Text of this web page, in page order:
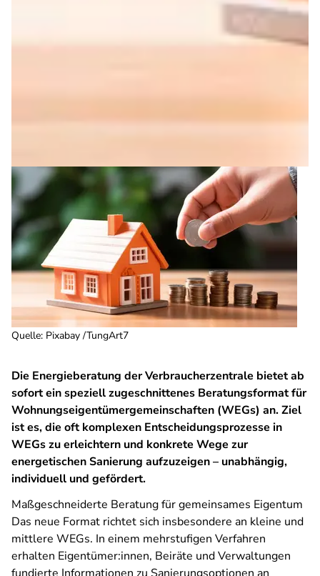
Quelle: Pixabay /TungArt7
Die Energieberatung der Verbraucherzentrale bietet ab
sofort ein speziell zugeschnittenes Beratungsformat für
Wohnungseigentümergemeinschaften (WEGs) an. Ziel
ist es, die oft komplexen Entscheidungsprozesse in
WEGs zu erleichtern und konkrete Wege zur
energetischen Sanierung aufzuzeigen – unabhängig,
individuell und gefördert.
Maßgeschneiderte Beratung für gemeinsames Eigentum
Das neue Format richtet sich insbesondere an kleine und
mittlere WEGs. In einem mehrstufigen Verfahren
erhalten Eigentümer:innen, Beiräte und Verwaltungen